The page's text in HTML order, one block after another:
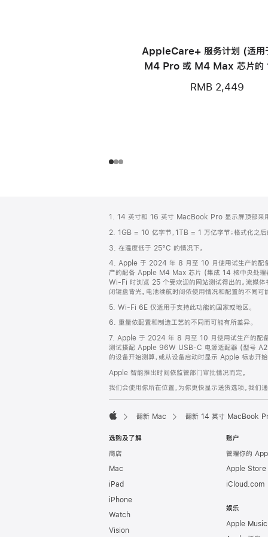
AppleCare+ 服务计划 (适用
M4 Pro 或 M4 Max 芯片的
RMB 2,449
页
脚
注
1. 14 英寸和 16 英寸 MacBook Pro 显示屏顶部采用
2. 1GB = 10 亿字节，1TB = 1 万亿字节；格式化之后
3. 在温度低于 25°C 的情况下。
4. Apple 于 2024 年 8 月至 10 月使用试生产的配
产的配备 Apple M4 Max 芯片 (集成 14 核中央处理
Wi-Fi 时浏览 25 个受欢迎的网站测试得出的。流媒
闭键盘背光。电池续航时间依使用情况和配置的不同可
5. Wi-Fi 6E 仅适用于支持此功能的国家或地区。
6. 重量依配置和制造工艺的不同而可能有所差异。
7. Apple 于 2024 年 8 月至 10 月使用试生产的配
测试搭配 Apple 96W USB-C 电源适配器 (型号
的设备开始测算，或从设备启动时显示 Apple 标志开
Apple 智能推出时间依监管部门审批情况而定。
我们会使用你所在位置，为你更快显示送货选项。我
翻新 Mac 翻新 14 英寸 MacBook
选购及了解
商店
Mac
iPad
iPhone
Watch
Vision
账户
管理你的
Apple Store
iCloud.com
娱乐
Apple Music